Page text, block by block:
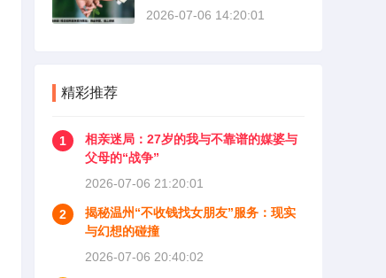
启航
2026-07-06 14:20:01
精彩推荐
1
相亲迷局：27岁的我与不靠谱的媒婆与
父母的“战争”
2026-07-06 21:20:01
2
揭秘温州“不收钱找女朋友”服务：现实
与幻想的碰撞
2026-07-06 20:40:02